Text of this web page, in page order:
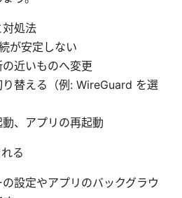
対処法
が安定しない
近いものへ変更
り替える（例: WireGuard を選
、アプリの再起動
る
設定やアプリのバックグラウ